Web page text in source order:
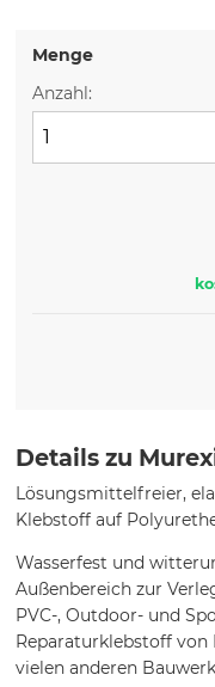
Menge
Anzahl:
Details zu
Lösungsmittelfreier,
Klebstoff auf
Wasserfest und
Außenbereich zur
PVC-, Outdoor- und
Reparaturklebstoff von
vielen anderen